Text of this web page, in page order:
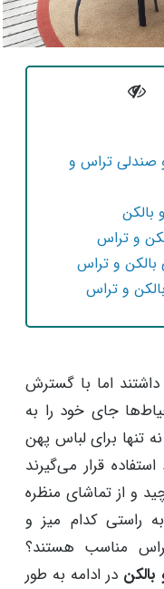
تراس و
و تراس
و تراس
و تراس
اما با گسترش
جای خود را به
تنها برای لباس پهن
قرار می‌گیرند
و از تماشای منظره
کدام میز و
مناسب هستند؟
در ادامه به طور